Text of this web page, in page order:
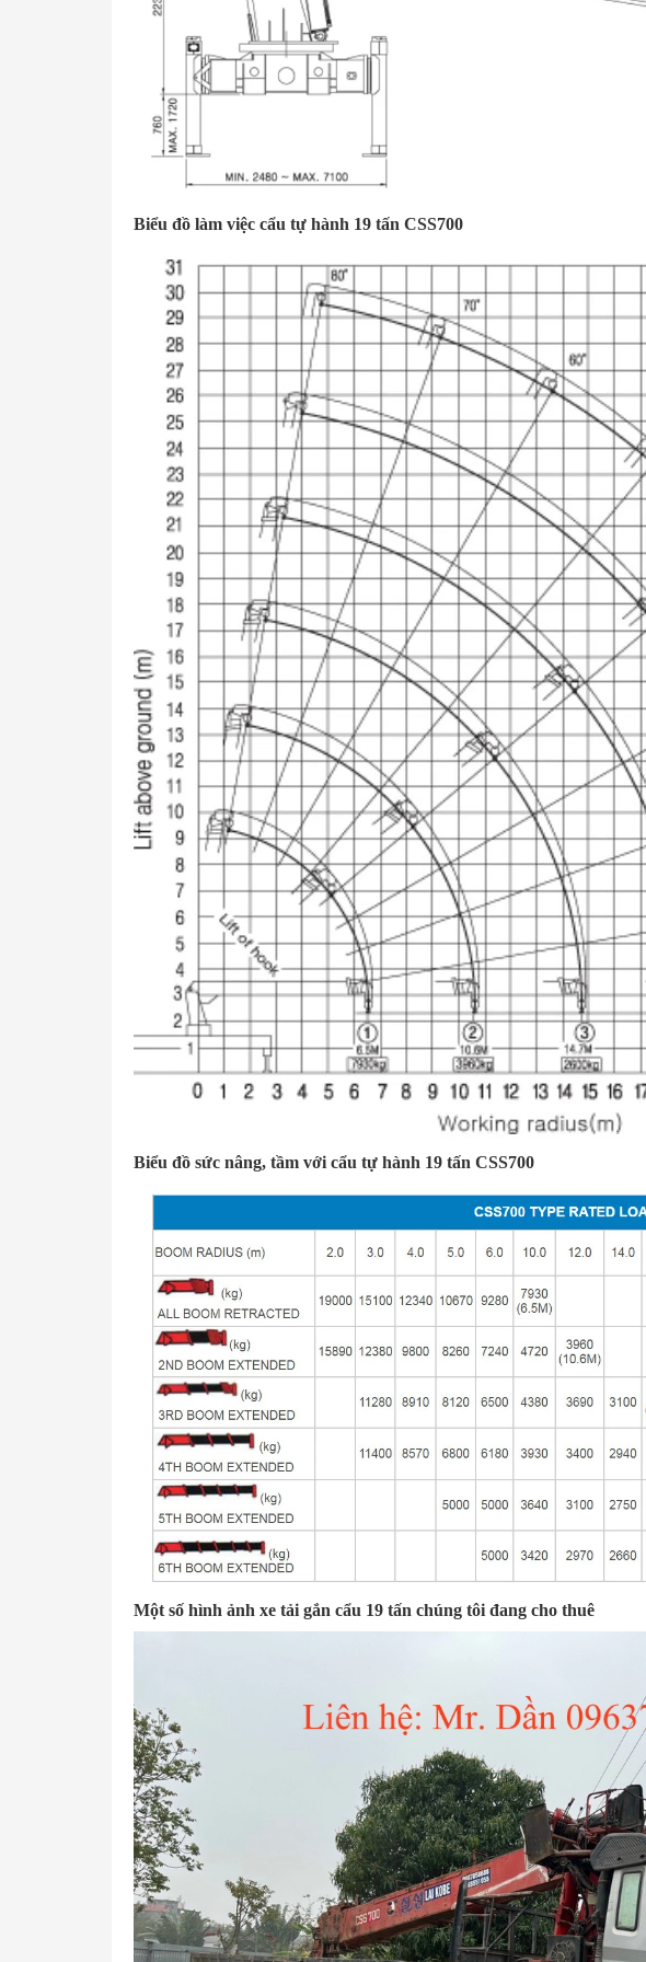
Biểu đồ làm việc cẩu tự hành 19 tấn CSS700
Biểu đồ sức nâng, tầm với cẩu tự hành 19 tấn CSS700
Một số hình ảnh xe tải gắn cẩu 19 tấn chúng tôi đang cho thuê